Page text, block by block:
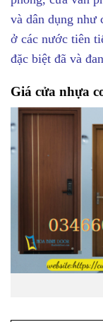
và dân dụng như
ở các nước tiên
đặc biệt đã và
Giá cửa nhựa